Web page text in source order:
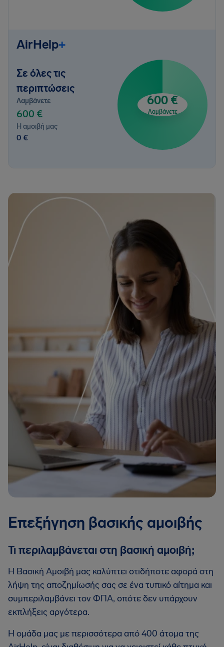
AirHelp+
Σε όλες τις
περιπτώσεις
Λαμβάνετε
600 €
Η αμοιβή μας
0 €
600 €
Λαμβάνετε
Επεξήγηση βασικής αμοιβής
Τι περιλαμβάνεται στη βασική αμοιβή;
Η Βασική Αμοιβή μας καλύπτει οτιδήποτε αφορά στη
λήψη της αποζημίωσής σας σε ένα τυπικό αίτημα και
συμπεριλαμβάνει τον ΦΠΑ, οπότε δεν υπάρχουν
εκπλήξεις αργότερα.
Η ομάδα μας με περισσότερα από 400 άτομα της